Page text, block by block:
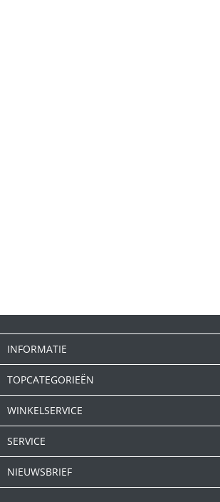
INFORMATIE
TOPCATEGORIEËN
WINKELSERVICE
SERVICE
NIEUWSBRIEF